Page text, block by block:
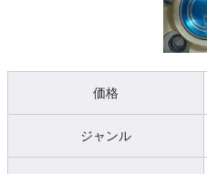
価格
ジャンル